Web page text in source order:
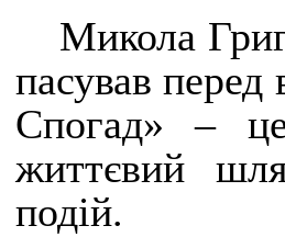
Микола
пасував
Спогад» –
життєвий
подій.